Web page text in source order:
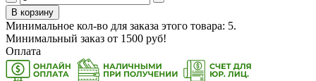
В корзину
Минимальное кол-во для заказа этого товара: 5.
Минимальный заказ от 1500 руб!
Оплата